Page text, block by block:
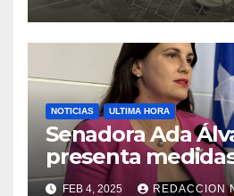
NOTICIAS ULTIMA HORA
Senadora Ada
presenta
violencia en el
FEB 4, 2025 REDACCION